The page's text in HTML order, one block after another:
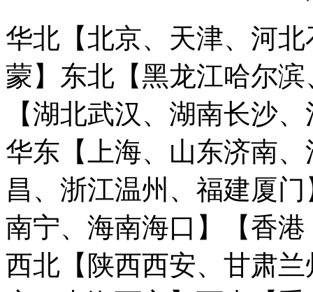
华北【北京、天津、河
蒙】 东北【黑龙江哈尔
【湖北武汉、湖南长沙
华东【上海、山东济南
昌、浙江温州、福建厦门
南宁、海南海口】
【香
西北【陕西西安、甘肃